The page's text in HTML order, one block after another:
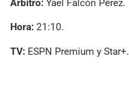
Árbitro: Yael Falcón Pérez.
Hora: 21:10.
TV: ESPN Premium y Star+.